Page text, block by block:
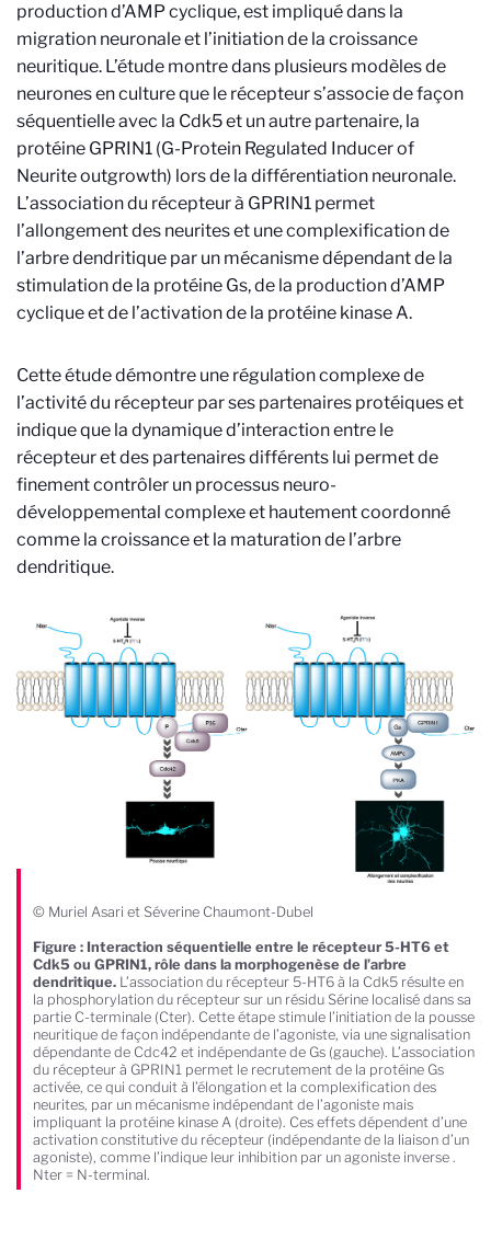
production d’AMP cyclique, est impliqué dans la
migration neuronale et l’initiation de la croissance
neuritique. L’étude montre dans plusieurs modèles de
neurones en culture que le récepteur s’associe de façon
séquentielle avec la Cdk5 et un autre partenaire, la
protéine GPRIN1 (G-Protein Regulated Inducer of
Neurite outgrowth) lors de la différentiation neuronale.
L’association du récepteur à GPRIN1 permet
l’allongement des neurites et une complexification de
l’arbre dendritique par un mécanisme dépendant de la
stimulation de la protéine Gs, de la production d’AMP
cyclique et de l’activation de la protéine kinase A.
Cette étude démontre une régulation complexe de
l’activité du récepteur par ses partenaires protéiques et
indique que la dynamique d’interaction entre le
récepteur et des partenaires différents lui permet de
finement contrôler un processus neuro-
développemental complexe et hautement coordonné
comme la croissance et la maturation de l’arbre
dendritique.
© Muriel Asari et Séverine Chaumont-Dubel
Figure : Interaction séquentielle entre le récepteur 5-HT6 et
Cdk5 ou GPRIN1, rôle dans la morphogenèse de l’arbre
dendritique. L’association du récepteur 5-HT6 à la Cdk5 résulte en
la phosphorylation du récepteur sur un résidu Sérine localisé dans sa
partie C-terminale (Cter). Cette étape stimule l’initiation de la pousse
neuritique de façon indépendante de l’agoniste, via une signalisation
dépendante de Cdc42 et indépendante de Gs (gauche). L’association
du récepteur à GPRIN1 permet le recrutement de la protéine Gs
activée, ce qui conduit à l’élongation et la complexification des
neurites, par un mécanisme indépendant de l’agoniste mais
impliquant la protéine kinase A (droite). Ces effets dépendent d’une
activation constitutive du récepteur (indépendante de la liaison d’un
agoniste), comme l’indique leur inhibition par un agoniste inverse .
Nter = N-terminal.